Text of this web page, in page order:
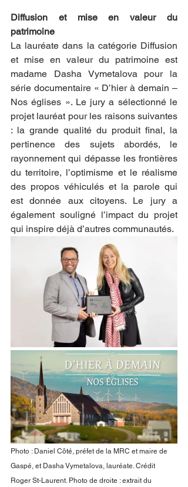
Diffusion et mise en valeur du
patrimoine
La lauréate dans la catégorie Diffusion
et mise en valeur du patrimoine est
madame Dasha Vymetalova pour la
série documentaire « D’hier à demain –
Nos églises ». Le jury a sélectionné le
projet lauréat pour les raisons suivantes
: la grande qualité du produit final, la
pertinence des sujets abordés, le
rayonnement qui dépasse les frontières
du territoire, l’optimisme et le réalisme
des propos véhiculés et la parole qui
est donnée aux citoyens. Le jury a
également souligné l’impact du projet
qui inspire déjà d’autres communautés.
Photo : Daniel Côté, préfet de la MRC et maire de
Gaspé, et Dasha Vymetalova, lauréate. Crédit
Roger St-Laurent. Photo de droite : extrait du